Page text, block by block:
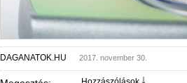
DAGANATOK.HU 2017. november 30.